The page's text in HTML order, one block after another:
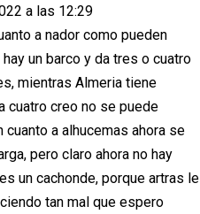
a las 12:29
a nador como pueden
un barco y da tres o cuatro
mientras Almeria tiene
cuatro creo no se puede
a alhucemas ahora se
pero claro ahora no hay
un cachonde, porque artras le
tan mal que espero